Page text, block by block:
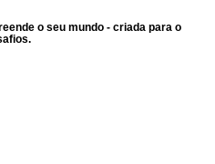
o seu mundo - criada para o